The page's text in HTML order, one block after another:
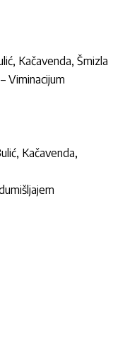
Kačavenda, Šmizla
Viminacijum
Kačavenda,